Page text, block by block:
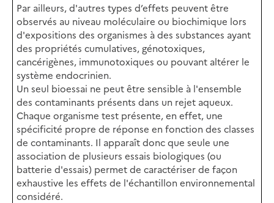
Par ailleurs, d'autres types d’effets peuvent être
observés au niveau moléculaire ou biochimique lors
d'expositions des organismes à des substances ayant
des propriétés cumulatives, génotoxiques,
cancérigènes, immunotoxiques ou pouvant altérer le
système endocrinien.
Un seul bioessai ne peut être sensible à l'ensemble
des contaminants présents dans un rejet aqueux.
Chaque organisme test présente, en effet, une
spécificité propre de réponse en fonction des classes
de contaminants. Il apparaît donc que seule une
association de plusieurs essais biologiques (ou
batterie d'essais) permet de caractériser de façon
exhaustive les effets de l'échantillon environnemental
considéré.